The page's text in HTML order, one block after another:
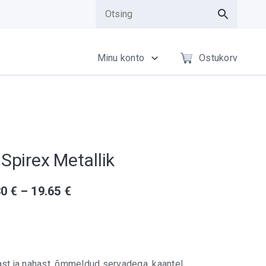
Minu konto Ostukorv
Metallik
€ – 19.65 €